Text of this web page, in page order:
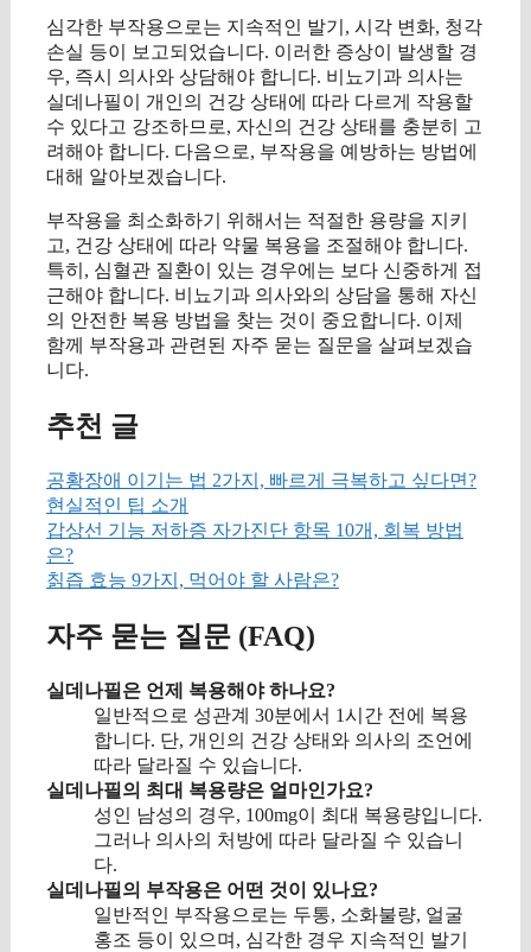
심각한 부작용으로는 지속적인 발기, 시각 변화, 청각
손실 등이 보고되었습니다. 이러한 증상이 발생할 경
우, 즉시 의사와 상담해야 합니다. 비뇨기과 의사는
실데나필이 개인의 건강 상태에 따라 다르게 작용할
수 있다고 강조하므로, 자신의 건강 상태를 충분히 고
려해야 합니다. 다음으로, 부작용을 예방하는 방법에
대해 알아보겠습니다.
부작용을 최소화하기 위해서는 적절한 용량을 지키
고, 건강 상태에 따라 약물 복용을 조절해야 합니다.
특히, 심혈관 질환이 있는 경우에는 보다 신중하게 접
근해야 합니다. 비뇨기과 의사와의 상담을 통해 자신
의 안전한 복용 방법을 찾는 것이 중요합니다. 이제
함께 부작용과 관련된 자주 묻는 질문을 살펴보겠습
니다.
추천 글
공황장애 이기는 법 2가지, 빠르게 극복하고 싶다면?
현실적인 팁 소개
갑상선 기능 저하증 자가진단 항목 10개, 회복 방법
은?
칡즙 효능 9가지, 먹어야 할 사람은?
자주 묻는 질문 (FAQ)
실데나필은 언제 복용해야 하나요?
일반적으로 성관계 30분에서 1시간 전에 복용
합니다. 단, 개인의 건강 상태와 의사의 조언에
따라 달라질 수 있습니다.
실데나필의 최대 복용량은 얼마인가요?
성인 남성의 경우, 100mg이 최대 복용량입니다.
그러나 의사의 처방에 따라 달라질 수 있습니
다.
실데나필의 부작용은 어떤 것이 있나요?
일반적인 부작용으로는 두통, 소화불량, 얼굴
홍조 등이 있으며, 심각한 경우 지속적인 발기